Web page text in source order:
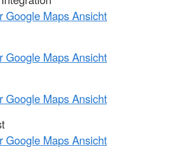
Google Maps Ansicht
Google Maps Ansicht
Google Maps Ansicht
Google Maps Ansicht